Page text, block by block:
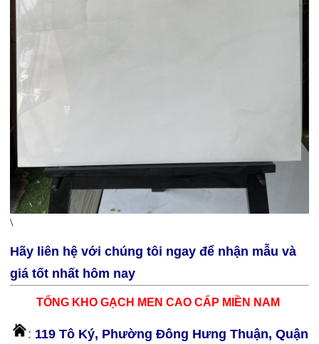
\
Hãy liên hệ với chúng tôi ngay để nhận mẫu và
giá tốt nhất hôm nay
TỔNG KHO GẠCH MEN CAO CẤP MIỀN NAM
: 119 Tô Ký, Phường Đông Hưng Thuận, Quận